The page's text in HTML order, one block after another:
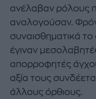
ανέλαβαν ρόλους
αναλογούσαν.
συναισθηματικά
έγιναν
απορροφητές
αξία τους
άλλους όρθιους.